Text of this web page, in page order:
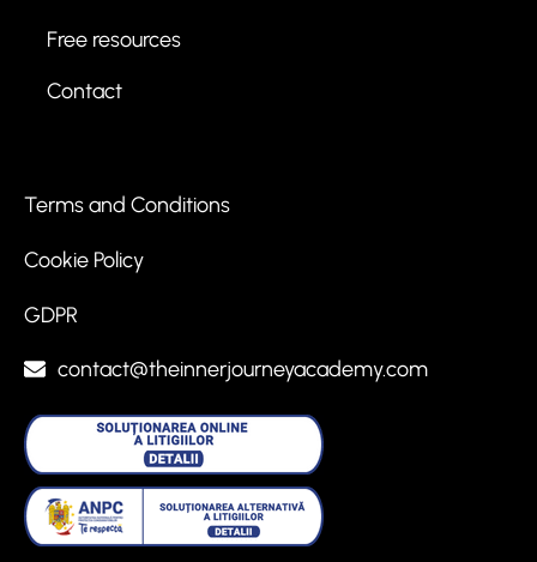
Free resources
Contact
Terms and Conditions
Cookie Policy
GDPR
contact@theinnerjourneyacademy.com